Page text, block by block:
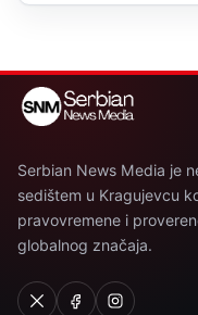
Serbian News Media je
sedištem u Kragujevcu
pravovremene i
globalnog značaja.